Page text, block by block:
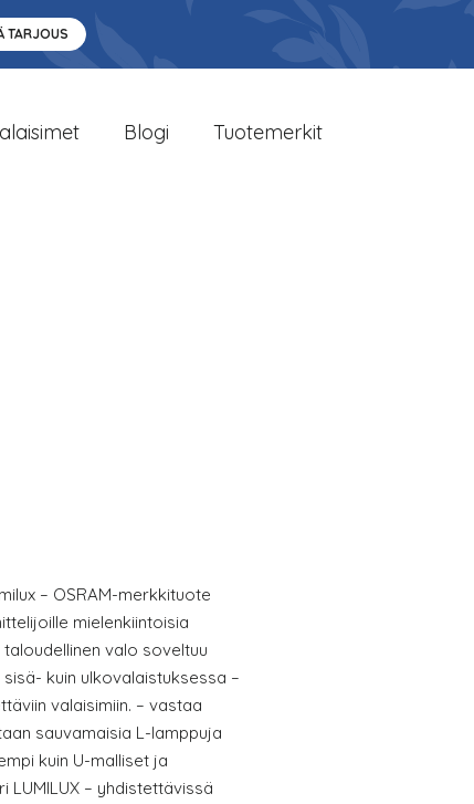
TARJOUS
Blogi Tuotemerkit
– OSRAM-merkkituote
mielenkiintoisia
valo soveltuu
kuin ulkovalaistuksessa –
valaisimiin. – vastaa
sauvamaisia L-lamppuja
kuin U-malliset ja
– yhdistettävissä